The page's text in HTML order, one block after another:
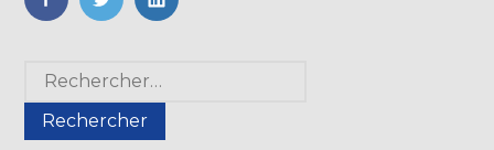
FaceBook
TwitterLinkedIn
Blog
sidebar
Rechercher :